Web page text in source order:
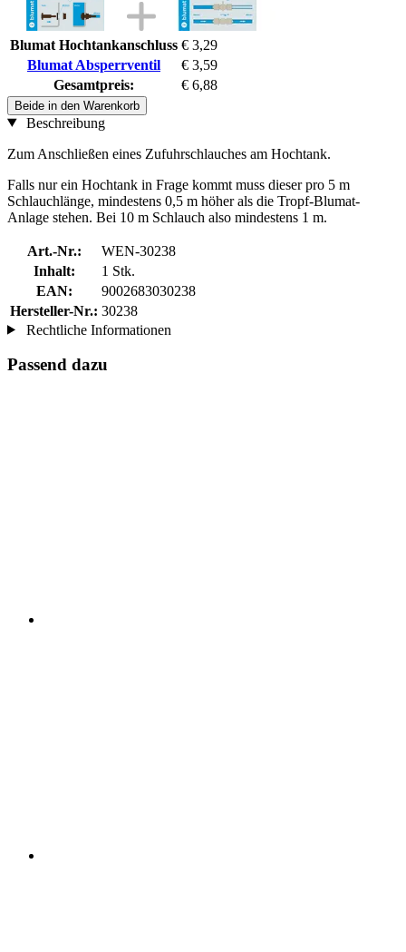
Blumat Hochtankanschluss € 3,29
Blumat Absperrventil
€ 3,59
Gesamtpreis:
€ 6,88
Beide in den Warenkorb
Beschreibung
Zum Anschließen eines Zufuhrschlauches am Hochtank.
Falls nur ein Hochtank in Frage kommt muss dieser pro 5 m
Schlauchlänge, mindestens 0,5 m höher als die Tropf-Blumat-
Anlage stehen. Bei 10 m Schlauch also mindestens 1 m.
Art.-Nr.:
WEN-30238
Inhalt:
1 Stk.
EAN:
9002683030238
Hersteller-Nr.: 30238
Rechtliche Informationen
Passend dazu